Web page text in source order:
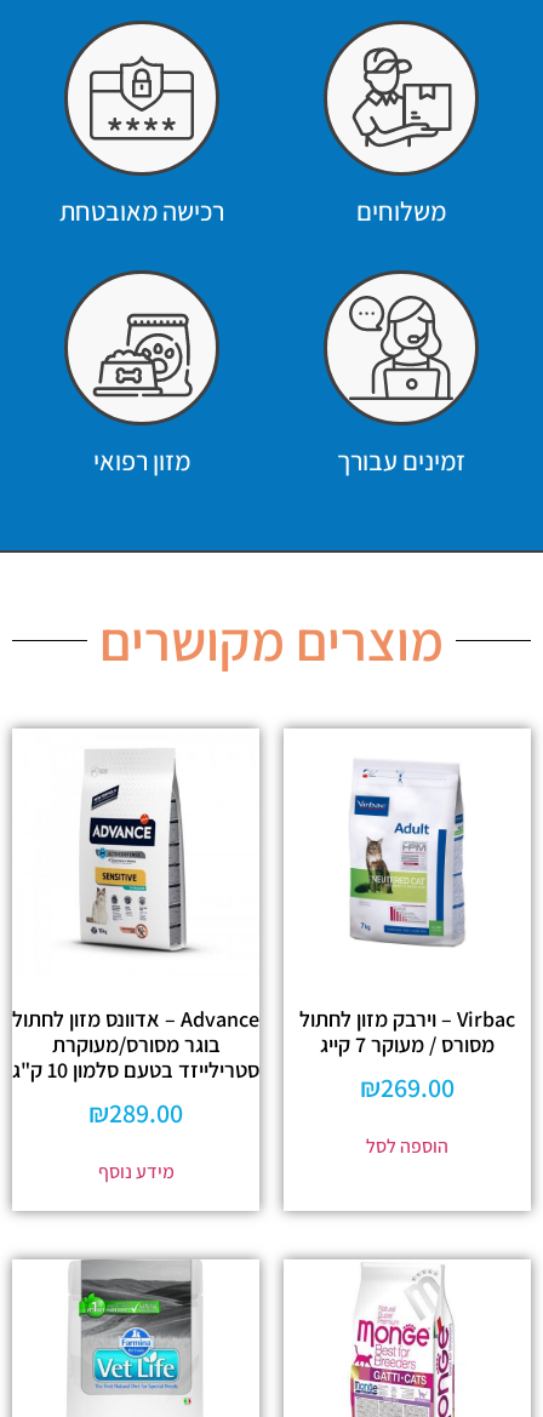
משלוחים רכישה מאובטחת
זמינים עבורך מזון רפואי
מוצרים מקושרים
Virbac – וירבק מזון לחתול
מסורס / מעוקר 7 קייג
₪269.00
הוספה לסל
Advance – אדוונס מזון לחתול
בוגר מסורס/מעוקרת
סטרילייזד בטעם סלמון 10 ק"ג
₪289.00
מידע נוסף